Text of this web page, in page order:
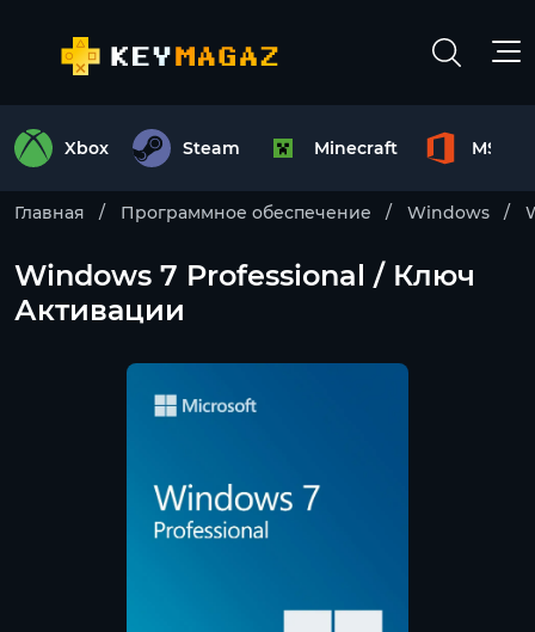
Xbox Steam Minecraft MS
Главная Программное обеспечение Windows
Windows 7 Professional / Ключ
Активации